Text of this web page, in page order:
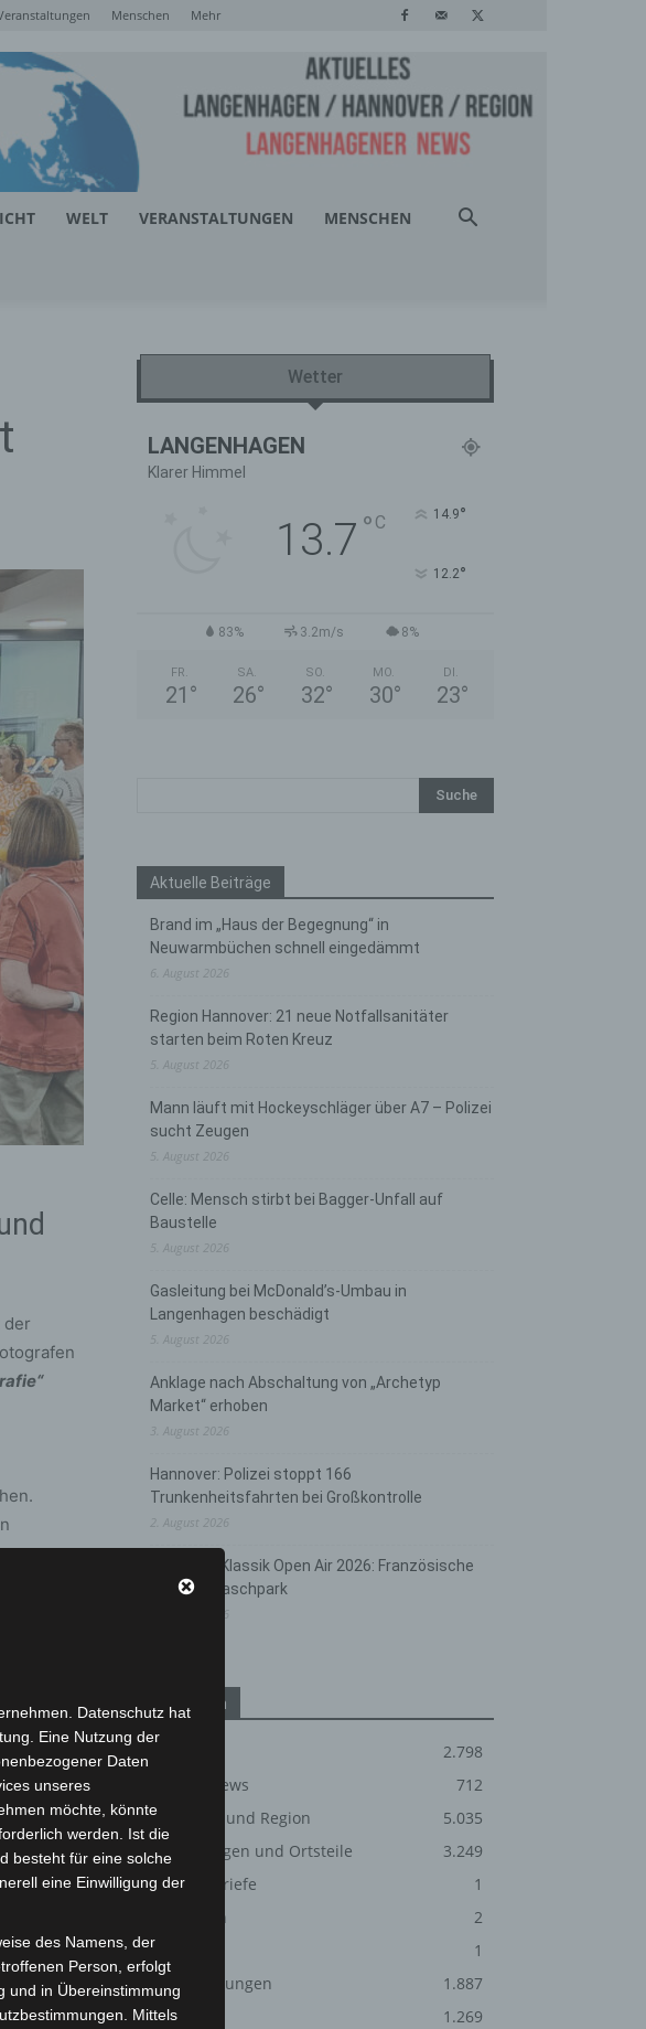
Menschen Mehr
WELT VERANSTALTUNGEN MENSCHEN
der
Werke
–
Wetter
LANGENHAGEN
Klarer Himmel
13.7 ° C 14.9°
12.2°
83% 3.2m/s 8%
FR.
21 °
SA.
26°
SO.
32°
MO.
30°
DI.
23°
Aktuelle Beiträge
Brand im „Haus der Begegnung“ in
Neuwarmbüchen schnell eingedämmt
6. August 2026
Region Hannover: 21 neue Notfallsanitäter
starten beim Roten Kreuz
5. August 2026
Mann läuft mit Hockeyschläger über A7 – Polizei
sucht Zeugen
5. August 2026
Celle: Mensch stirbt bei Bagger-Unfall auf
Baustelle
5. August 2026
Gasleitung bei McDonald’s-Umbau in
Langenhagen beschädigt
5. August 2026
Anklage nach Abschaltung von „Archetyp
Market“ erhoben
3. August 2026
Hannover: Polizei stoppt 166
Trunkenheitsfahrten bei Großkontrolle
2. August 2026
Hannover Klassik Open Air 2026: Französische
Oper im Maschpark
Kategorien
2.798
Corona-News
712
Hannover und Region
5.035
Langenhagen und Ortsteile
3.249
Leserbriefe
1
Menschen
2
Über uns
1
Veranstaltungen
1.887
Welt
1.269
Datenschutz hat
Eine Nutzung der
Daten
unseres
möchte, könnte
werden. Ist die
besteht für eine solche
eine Einwilligung der
des Namens, der
Person, erfolgt
und in Übereinstimmung
Mittels